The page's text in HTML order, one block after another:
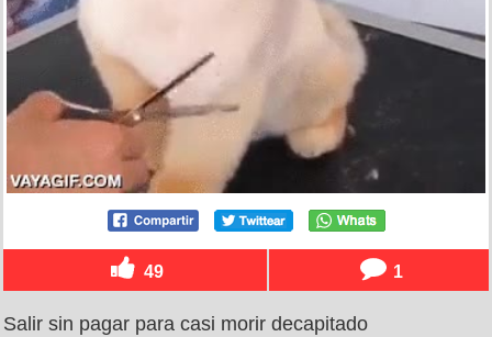
49 1
Salir sin pagar para casi morir decapitado